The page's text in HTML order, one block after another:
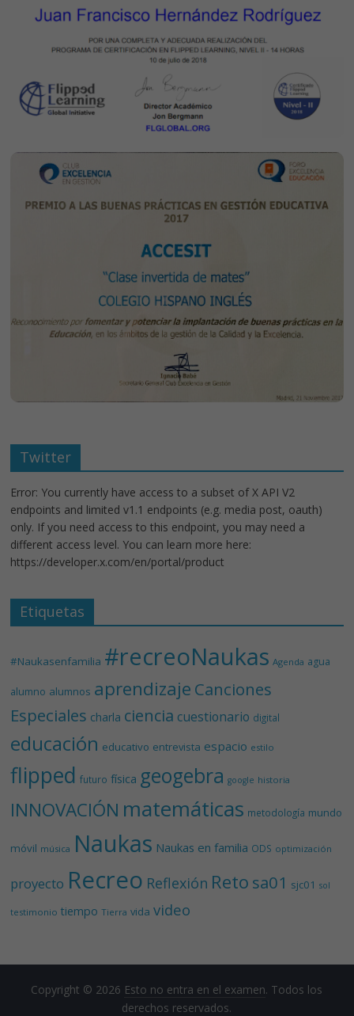
Twitter
Error: You currently have access to a subset of X API V2
endpoints and limited v1.1 endpoints (e.g. media post, oauth)
only. If you need access to this endpoint, you may need a
different access level. You can learn more here:
https://developer.x.com/en/portal/product
Etiquetas
#Naukasenfamilia #recreoNaukas Agenda agua
alumno alumnos aprendizaje Canciones
Especiales charla ciencia cuestionario digital
educación educativo entrevista espacio estilo
flipped futuro física geogebra google historia
INNOVACIÓN matemáticas metodología mundo
móvil música Naukas Naukas en familia ODS optimización
proyecto Recreo Reflexión Reto sa01 sjc01 sol
testimonio tiempo Tierra vida video
Copyright © 2026 Esto no entra en el examen. Todos los
derechos reservados.